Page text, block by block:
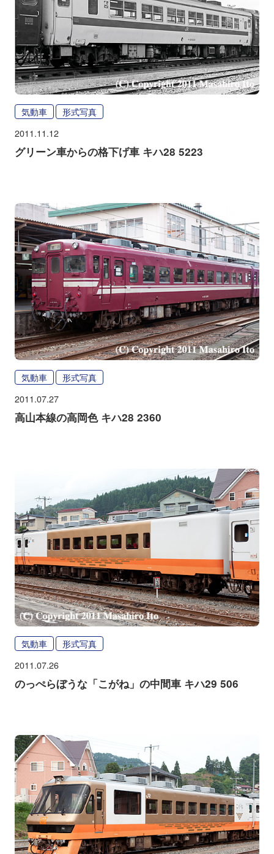
気動車 形式写真
2011.11.12
グリーン車からの格下げ車 キハ28 5223
気動車 形式写真
2011.07.27
高山本線の高岡色 キハ28 2360
気動車 形式写真
2011.07.26
のっぺらぼうな「こがね」の中間車 キハ29 506